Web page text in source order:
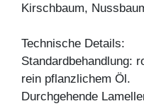
Kirschbaum,
Technische Details:
Standardbehandlung:
rein pflanzlichem Öl.
Durchgehende